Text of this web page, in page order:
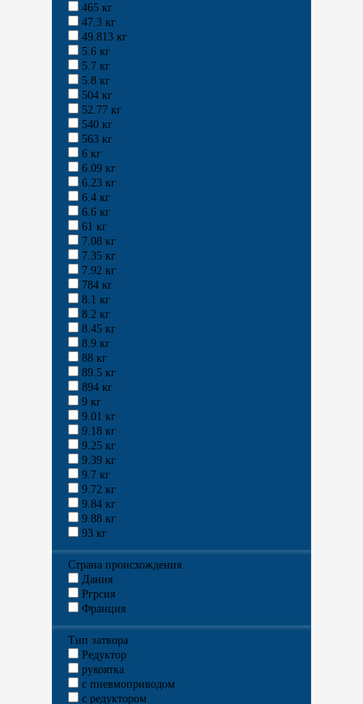
465 кг
47.3 кг
49.813 кг
5.6 кг
5.7 кг
5.8 кг
504 кг
52.77 кг
540 кг
563 кг
6 кг
6.09 кг
6.23 кг
6.4 кг
6.6 кг
61 кг
7.08 кг
7.35 кг
7.92 кг
784 кг
8.1 кг
8.2 кг
8.45 кг
8.9 кг
88 кг
89.5 кг
894 кг
9 кг
9.01 кг
9.18 кг
9.25 кг
9.39 кг
9.7 кг
9.72 кг
9.84 кг
9.88 кг
93 кг
Страна происхождения
Дания
Ргрсия
Франция
Тип затвора
Редуктор
рукоятка
с пневмоприводом
с редуктором